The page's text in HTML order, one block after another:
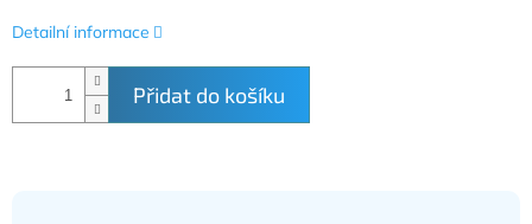
Přidat do košíku
Detailní informace